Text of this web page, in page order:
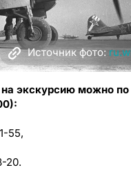
Источник фото:
на экскурсию можно
55,
20.